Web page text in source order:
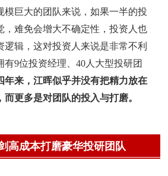
模巨大的团队来说，如果一半的投
，难免会增大不确定性，投资人也
逻辑，这对投资人来说是非常不利
有9位投资经理、40人大型投研团
年来，江晖似乎并没有把精力放在
更多是对团队的投入与打磨。
高成本打磨豪华投研团队